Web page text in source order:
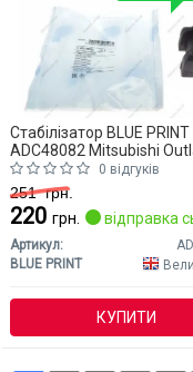
Стабілізатор BLUE PRINT
ADC48082 Mitsubishi
0 відгуків
251грн.
220 грн. відправка
Артикул:
BLUE PRINT
КУПИТИ